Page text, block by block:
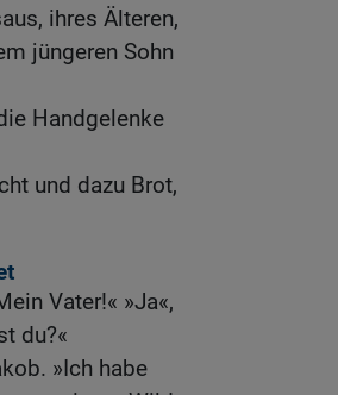
ihres Älteren,
jüngeren Sohn
Handgelenke
und dazu Brot,
Vater!« »Ja«,
du?«
»Ich habe